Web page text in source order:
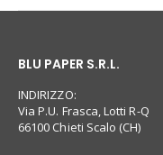
BLU PAPER S.R.L.
INDIRIZZO:
Via P.U. Frasca, Lotti R-Q
66100 Chieti Scalo (CH)